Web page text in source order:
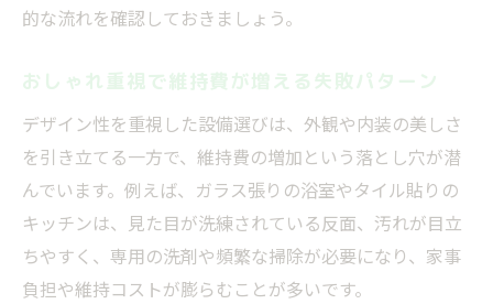
的な流れを確認しておきましょう。
おしゃれ重視で維持費が増える失敗パターン
デザイン性を重視した設備選びは、外観や内装の美しさ
を引き立てる一方で、維持費の増加という落とし穴が潜
んでいます。例えば、ガラス張りの浴室やタイル貼りの
キッチンは、見た目が洗練されている反面、汚れが目立
ちやすく、専用の洗剤や頻繁な掃除が必要になり、家事
負担や維持コストが膨らむことが多いです。